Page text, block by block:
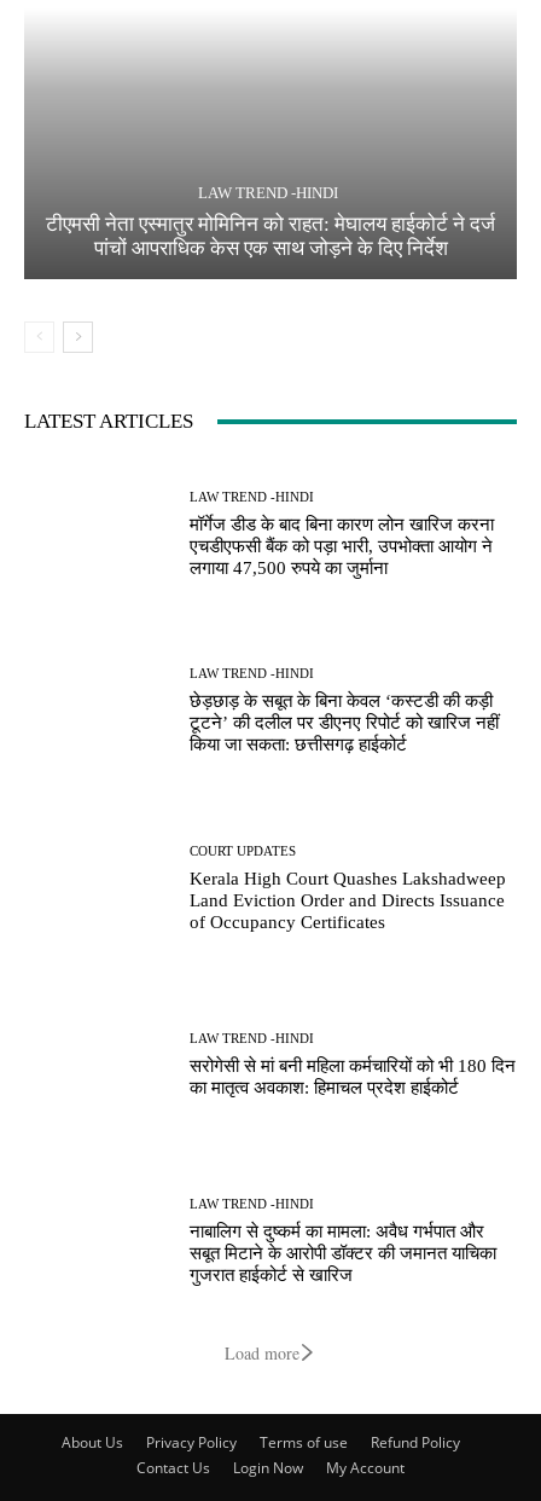
LAW TREND -HINDI
टीएमसी नेता एस्मातुर मोमिनिन को राहत: मेघालय हाईकोर्ट ने दर्ज
पांचों आपराधिक केस एक साथ जोड़ने के दिए निर्देश
LATEST ARTICLES
LAW TREND -HINDI
मॉर्गेज डीड के बाद बिना कारण लोन खारिज करना
एचडीएफसी बैंक को पड़ा भारी, उपभोक्ता आयोग ने
लगाया 47,500 रुपये का जुर्माना
LAW TREND -HINDI
छेड़छाड़ के सबूत के बिना केवल ‘कस्टडी की कड़ी
टूटने’ की दलील पर डीएनए रिपोर्ट को खारिज नहीं
किया जा सकता: छत्तीसगढ़ हाईकोर्ट
COURT UPDATES
Kerala High Court Quashes Lakshadweep
Land Eviction Order and Directs Issuance
of Occupancy Certificates
LAW TREND -HINDI
सरोगेसी से मां बनी महिला कर्मचारियों को भी 180 दिन
का मातृत्व अवकाश: हिमाचल प्रदेश हाईकोर्ट
LAW TREND -HINDI
नाबालिग से दुष्कर्म का मामला: अवैध गर्भपात और
सबूत मिटाने के आरोपी डॉक्टर की जमानत याचिका
गुजरात हाईकोर्ट से खारिज
Load more
About Us Privacy Policy Terms of use
Refund Policy
Contact Us
Login Now My Account